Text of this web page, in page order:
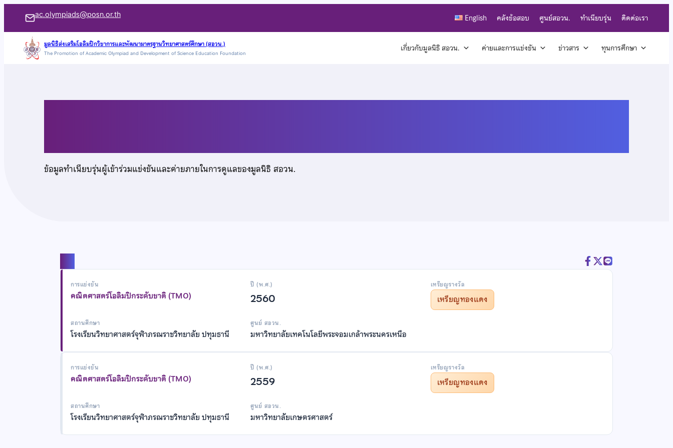
เนื้อหา
ac.olympiads@posn.or.th English คลังข้อสอบ ศูนย์สอวน. ทำเนียบรุ่น ติดต่อเรา
มูลนิธิส่งเสริมโอลิมปิกวิชาการและพัฒนามาตรฐานวิทยาศาสตร์ศึกษา (สอวน.)
The Promotion of Academic Olympiad and Development of Science Education Foundation เกี่ยวกับมูลนิธิ สอวน. ค่ายและการแข่งขัน ข่าวสาร ทุนการศึกษา
ข้อมูลทำเนียบรุ่นผู้เข้าร่วมแข่งขันและค่ายภายในการดูแลของมูลนิธิ สอวน.
การแข่งขัน
คณิตศาสตร์โอลิมปิกระดับชาติ (TMO)
ปี (พ.ศ.)
2560
เหรียญรางวัล
เหรียญทองแดง
สถานศึกษา
โรงเรียนวิทยาศาสตร์จุฬาภรณราชวิทยาลัย ปทุมธานี
ศูนย์ สอวน.
มหาวิทยาลัยเทคโนโลยีพระจอมเกล้าพระนครเหนือ
การแข่งขัน
คณิตศาสตร์โอลิมปิกระดับชาติ (TMO)
ปี (พ.ศ.)
2559
เหรียญรางวัล
เหรียญทองแดง
สถานศึกษา
โรงเรียนวิทยาศาสตร์จุฬาภรณราชวิทยาลัย ปทุมธานี
ศูนย์ สอวน.
มหาวิทยาลัยเกษตรศาสตร์